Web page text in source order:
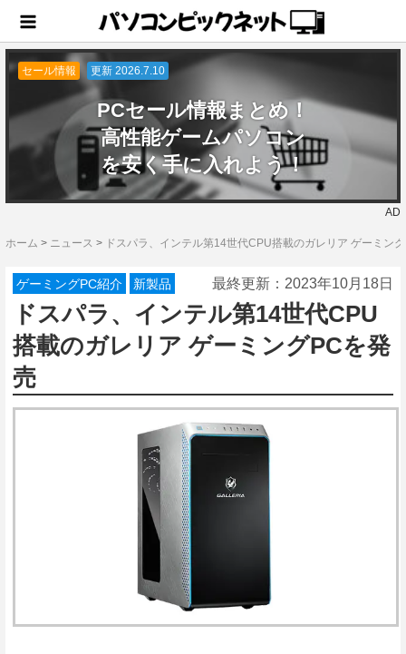
セール情報 更新 2026.7.10
PCセール情報まとめ！
高性能ゲームパソコン
を安く手に入れよう！
AD
ホーム > ニュース > ドスパラ、インテル第14世代CPU搭載のガレリア ゲーミン
ゲーミングPC紹介 新製品 最終更新： 2023年10月18日
ドスパラ、インテル第14世代CPU
搭載のガレリア ゲーミングPCを発
売